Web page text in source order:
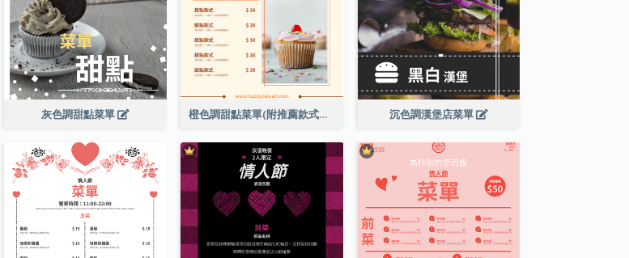
灰色調甜點菜單 橙色調甜點菜單(附推薦款式圖片) 沉色調漢堡店菜單